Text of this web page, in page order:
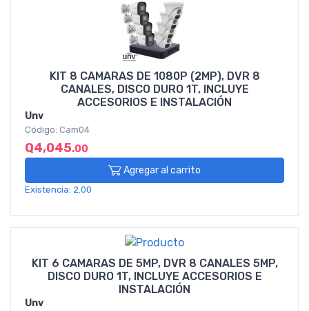
KIT 8 CAMARAS DE 1080P (2MP), DVR 8
CANALES, DISCO DURO 1T, INCLUYE
ACCESORIOS E INSTALACIÓN
Unv
Código: Cam04
Q4,045.00
Agregar al carrito
Existencia: 2.00
KIT 6 CAMARAS DE 5MP, DVR 8 CANALES 5MP,
DISCO DURO 1T, INCLUYE ACCESORIOS E
INSTALACIÓN
Unv